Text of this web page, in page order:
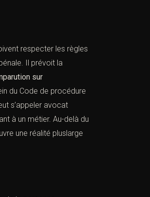
respecter les règles
Il prévoit la
sur
du Code de procédure
s’appeler avocat
à un métier. Au-delà du
une réalité pluslarge